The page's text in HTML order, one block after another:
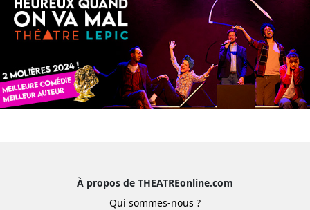
À propos de THEATREonline.com
Qui sommes-nous ?